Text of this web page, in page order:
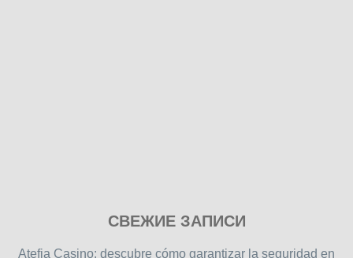
free
СВЕЖИЕ ЗАПИСИ
Atefia Casino: descubre cómo garantizar la seguridad en